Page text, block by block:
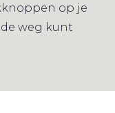
op je
weg kunt